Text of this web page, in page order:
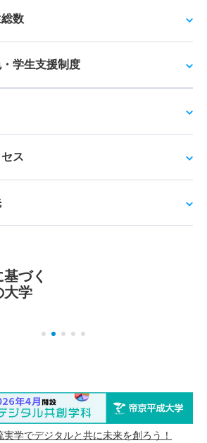
数
学生支援制度
ス
づく
大学
実学でデジタルと共に未来を創ろう！